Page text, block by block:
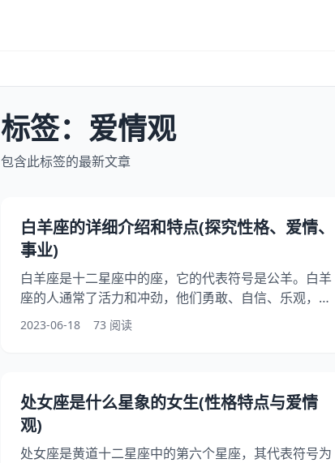
标签：爱情观
包含此标签的最新文章
白羊座的详细介绍和特点(探究性格、爱情、
事业)
白羊座是十二星座中的座，它的代表符号是公羊。白羊
座的人通常了活力和冲劲，他们勇敢、自信、乐观，喜
欢冒险和挑战。我们将详细探讨白羊座的性格特点、爱
情观和事业发展，希望能够帮助大家更好地了解这个星
追求刺激和挑战，不断地寻找新的机会和挑战，从不停
歇。 2、勇敢自信 白羊座的人非常勇敢自信
2023-06-18 73 阅读
处女座是什么星象的女生(性格特点与爱情
观)
处女座是黄道十二星座中的第六个星座，其代表符号为